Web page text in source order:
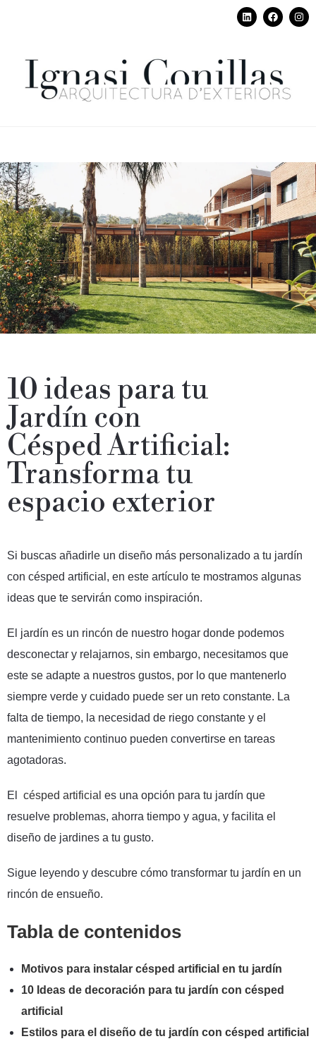
10 ideas para tu
Jardín con
Césped Artificial:
Transforma tu
espacio exterior
Si buscas añadirle un diseño más personalizado a tu jardín
con césped artificial, en este artículo te mostramos algunas
ideas que te servirán como inspiración.
El jardín es un rincón de nuestro hogar donde podemos
desconectar y relajarnos, sin embargo, necesitamos que
este se adapte a nuestros gustos, por lo que mantenerlo
siempre verde y cuidado puede ser un reto constante. La
falta de tiempo, la necesidad de riego constante y el
mantenimiento continuo pueden convertirse en tareas
agotadoras.
El césped artificial es una opción para tu jardín que
resuelve problemas, ahorra tiempo y agua, y facilita el
diseño de jardines a tu gusto.
Sigue leyendo y descubre cómo transformar tu jardín en un
rincón de ensueño.
Tabla de contenidos
Motivos para instalar césped artificial en tu jardín
10 Ideas de decoración para tu jardín con césped
artificial
Estilos para el diseño de tu jardín con césped artificial